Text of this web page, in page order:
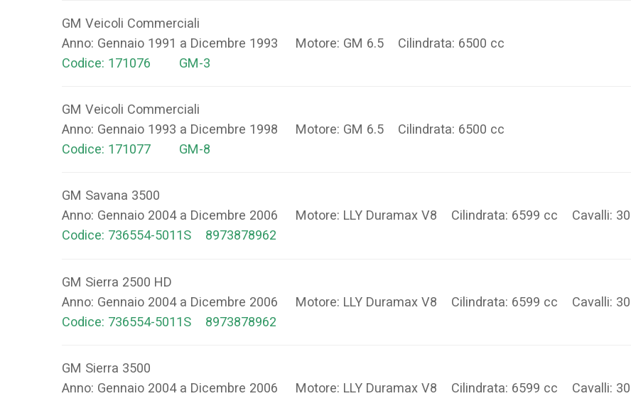
GM Veicoli Commerciali
Anno: Gennaio 1991 a Dicembre 1993 Motore: GM 6.5 Cilindrata: 6500 cc
Codice: 171076 GM-3
GM Veicoli Commerciali
Anno: Gennaio 1993 a Dicembre 1998 Motore: GM 6.5 Cilindrata: 6500 cc
Codice: 171077 GM-8
GM Savana 3500
Anno: Gennaio 2004 a Dicembre 2006 Motore: LLY Duramax V8 Cilindrata: 6599 cc Cavalli:
Codice: 736554-5011S 8973878962
GM Sierra 2500 HD
Anno: Gennaio 2004 a Dicembre 2006 Motore: LLY Duramax V8 Cilindrata: 6599 cc Cavalli:
Codice: 736554-5011S 8973878962
GM Sierra 3500
Anno: Gennaio 2004 a Dicembre 2006 Motore: LLY Duramax V8 Cilindrata: 6599 cc Cavalli: